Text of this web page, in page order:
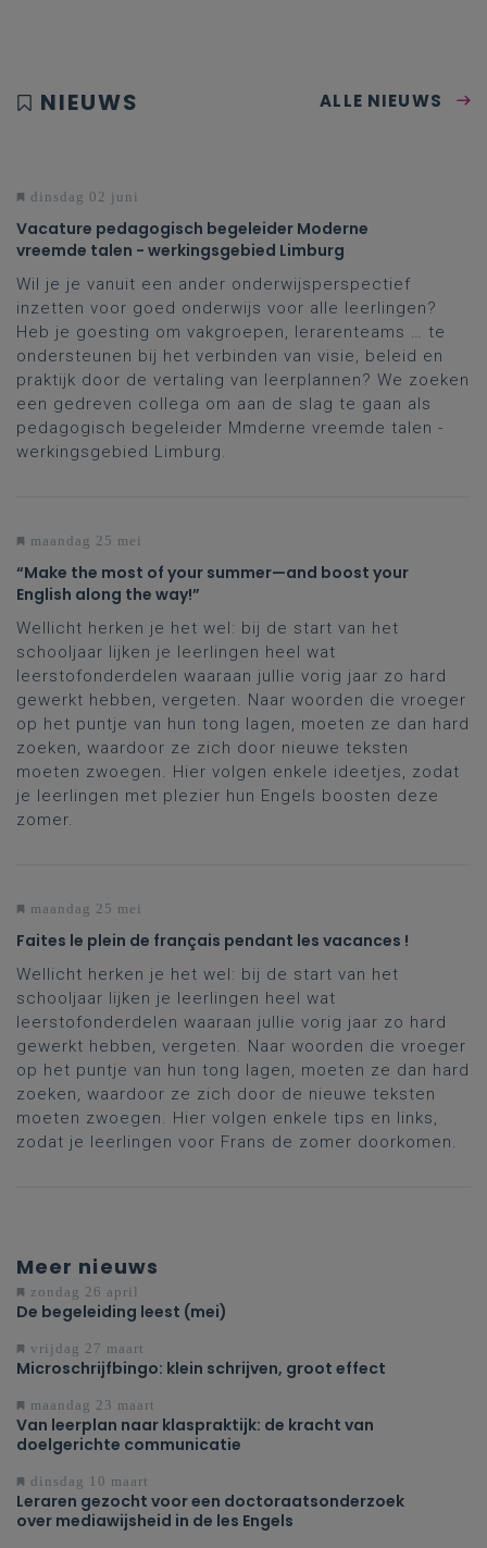
NIEUWS ALLE NIEUWS
dinsdag 02 juni
Vacature pedagogisch begeleider Moderne
vreemde talen - werkingsgebied Limburg
Wil je je vanuit een ander onderwijsperspectief
inzetten voor goed onderwijs voor alle leerlingen?
Heb je goesting om vakgroepen, lerarenteams … te
ondersteunen bij het verbinden van visie, beleid en
praktijk door de vertaling van leerplannen? We zoeken
een gedreven collega om aan de slag te gaan als
pedagogisch begeleider Mmderne vreemde talen -
werkingsgebied Limburg.
maandag 25 mei
“Make the most of your summer—and boost your
English along the way!”
Wellicht herken je het wel: bij de start van het
schooljaar lijken je leerlingen heel wat
leerstofonderdelen waaraan jullie vorig jaar zo hard
gewerkt hebben, vergeten. Naar woorden die vroeger
op het puntje van hun tong lagen, moeten ze dan hard
zoeken, waardoor ze zich door nieuwe teksten
moeten zwoegen. Hier volgen enkele ideetjes, zodat
je leerlingen met plezier hun Engels boosten deze
zomer.
maandag 25 mei
Faites le plein de français pendant les vacances !
Wellicht herken je het wel: bij de start van het
schooljaar lijken je leerlingen heel wat
leerstofonderdelen waaraan jullie vorig jaar zo hard
gewerkt hebben, vergeten. Naar woorden die vroeger
op het puntje van hun tong lagen, moeten ze dan hard
zoeken, waardoor ze zich door de nieuwe teksten
moeten zwoegen. Hier volgen enkele tips en links,
zodat je leerlingen voor Frans de zomer doorkomen.
Meer nieuws
zondag 26 april
De begeleiding leest (mei)
vrijdag 27 maart
Microschrijfbingo: klein schrijven, groot effect
maandag 23 maart
Van leerplan naar klaspraktijk: de kracht van
doelgerichte communicatie
dinsdag 10 maart
Leraren gezocht voor een doctoraatsonderzoek
over mediawijsheid in de les Engels